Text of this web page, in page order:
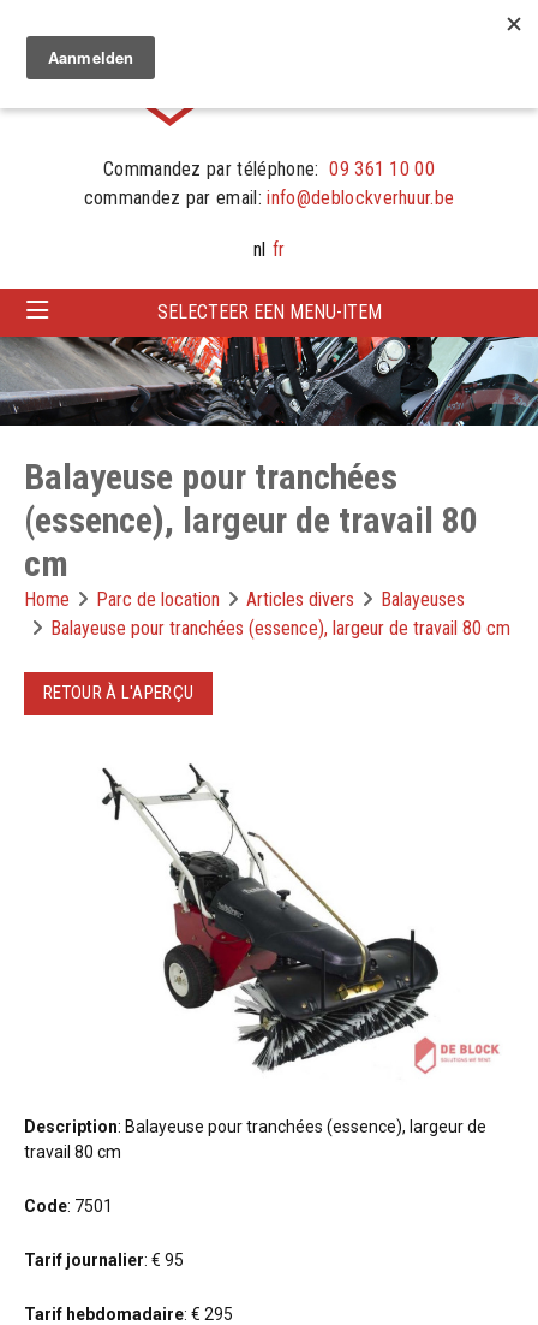
Commandez par téléphone: 09 361 10 00
commandez par email: info@deblockverhuur.be
nl fr
SELECTEER EEN MENU-ITEM
Balayeuse pour tranchées
(essence), largeur de travail 80
cm
Home Parc de location Articles divers
Balayeuses
Balayeuse pour tranchées (essence), largeur de travail 80 cm
RETOUR À L'APERÇU
Description: Balayeuse pour tranchées (essence), largeur de
travail 80 cm
Code: 7501
Tarif journalier: € 95
Tarif hebdomadaire: € 295